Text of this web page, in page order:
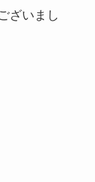
ざいまし